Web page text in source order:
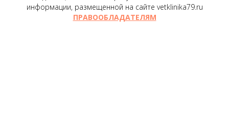
информации, размещенной на сайте vetklinika79.ru
ПРАВООБЛАДАТЕЛЯМ